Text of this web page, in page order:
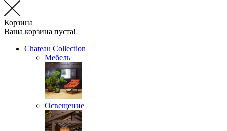
Корзина
Ваша корзина пуста!
Chateau Collection
Мебель
Освещение